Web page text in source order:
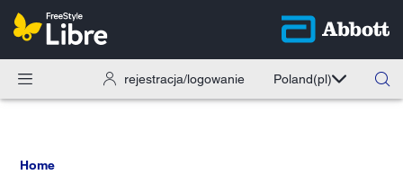
rejestracja/logowanie Poland(pl)
Home